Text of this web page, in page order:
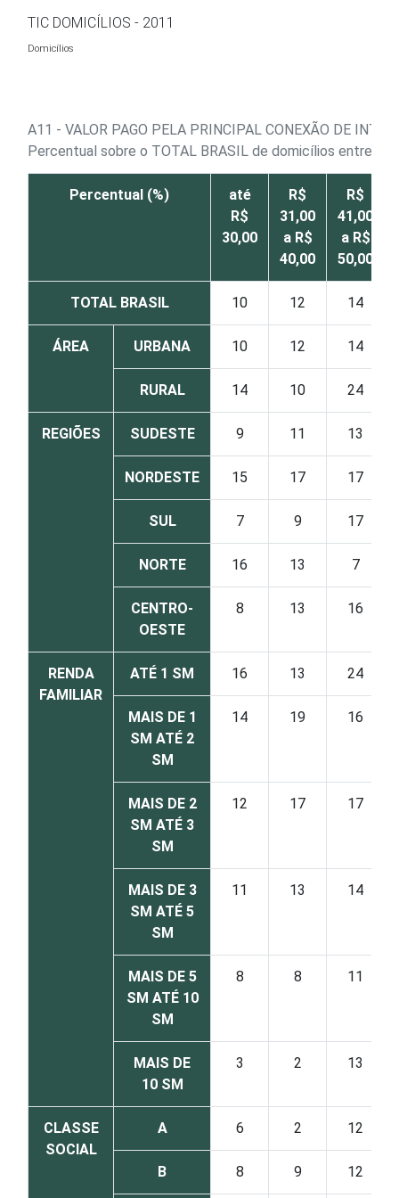
Ir para o conteúdo
TIC DOMICÍLIOS - 2011
Domicílios
A11 - VALOR PAGO PELA PRINCIPAL CONEXÃO DE
Percentual sobre o TOTAL BRASIL de domicílios
Percentual (%)
até
R$
30,00
R$
31,00
a R$
40,00
R$
41,00
a R$
50,00
TOTAL BRASIL 10 12 14
ÁREA URBANA 10 12 14
RURAL 14 10 24
REGIÕES SUDESTE 9 11 13
NORDESTE 15 17 17
SUL 7 9 17
NORTE 16 13 7
CENTRO-
OESTE
8 13 16
RENDA
FAMILIAR
ATÉ 1 SM 16 13 24
MAIS DE 1
SM ATÉ 2
SM
14 19 16
MAIS DE 2
SM ATÉ 3
SM
12 17 17
MAIS DE 3
SM ATÉ 5
SM
11 13 14
MAIS DE 5
SM ATÉ 10
SM
8 8 11
MAIS DE
10 SM
3 2 13
CLASSE
SOCIAL
A 6 2 12
B 8 9 12